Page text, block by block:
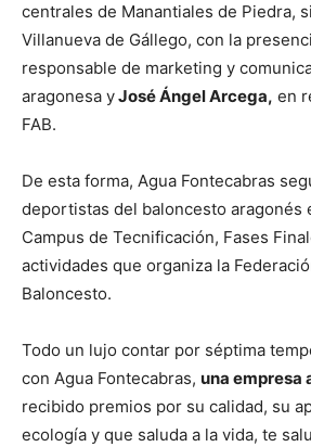
centrales de Manantiales de Piedra,
Villanueva de Gállego, con la
responsable de marketing y
aragonesa yJosé Ángel Arcega, en
FAB.
De esta forma, Agua Fontecabras
deportistas del baloncesto aragonés
Campus de Tecnificación, Fases
actividades que organiza la
Baloncesto.
Todo un lujo contar por séptima
con Agua Fontecabras, una empresa
recibido premios por su calidad, su
ecología y que saluda a la vida, te